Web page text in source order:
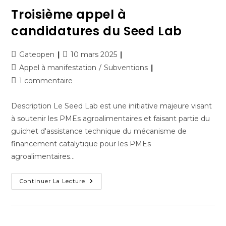
Troisième appel à
candidatures du Seed Lab
Gateopen
10 mars 2025
Appel à manifestation / Subventions
1 commentaire
Description Le Seed Lab est une initiative majeure visant
à soutenir les PMEs agroalimentaires et faisant partie du
guichet d'assistance technique du mécanisme de
financement catalytique pour les PMEs
agroalimentaires…
Continuer La Lecture